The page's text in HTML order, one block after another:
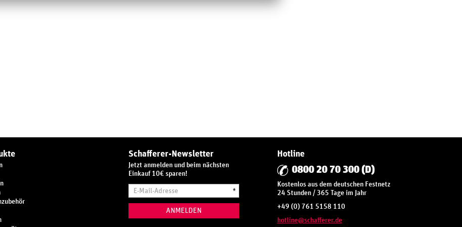
Schafferer-Newsletter
Jetzt anmelden und beim nächsten
Einkauf 10€ sparen!
Mail-
*
ANMELDEN
Hotline
0800 20 70 300 (D)
Kostenlos aus dem deutschen Festnetz
24 Stunden / 365 Tage im Jahr
+49 (0) 761 5158 110
hotline@schafferer.de